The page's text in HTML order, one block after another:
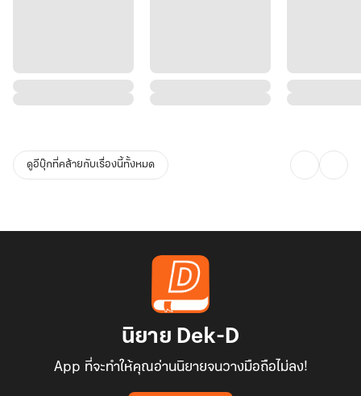
ดูอีบุ๊กที่คล้ายกับเรื่องนี้ทั้งหมด
นิยาย Dek-D
App ที่จะทำให้คุณอ่านนิยายจนวางมือถือไม่ลง!